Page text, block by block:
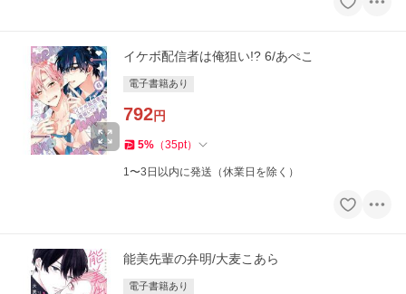
イケボ配信者は俺狙い!? 6/あぺこ
電子書籍あり
792円
5% （35pt）
1〜3日以内に発送（休業日を除く）
能美先輩の弁明/大麦こあら
電子書籍あり